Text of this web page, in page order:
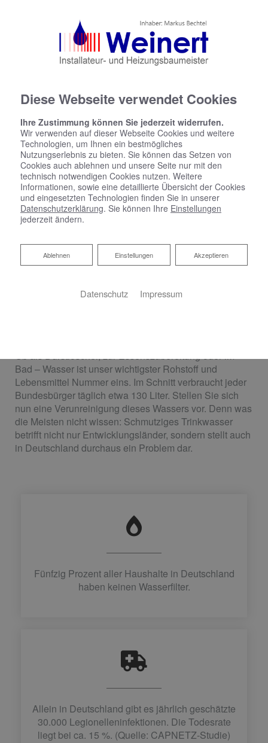
info@weinert-haustechnik.de
Facebook
Ob als Durstlöscher, zur Essenszubereitung oder im
Bad – Wasser ist unser wichtigster Rohstoff und
Lebensmittel Nummer eins. Im Schnitt verbraucht jeder
Bundesbürger täglich etwa 130 Liter. Stellen Sie sich
nun eine Verunreinigung dieses Wassers vor. Denn was
die Meisten nicht wissen: Schmutziges Trinkwasser
betrifft nicht nur Entwicklungsländer, sondern stellt auch
in Deutschland durchaus ein Problem dar.
Fünfzig Prozent aller Haushalte in Deutschland
haben keinen Wasserfilter.
Allein in Deutschland gibt es jährlich geschätzte
30.000 Legionelleninfektionen. Die Todesrate
liegt bei ca. 15 %. (Quelle: CAPNETZ-Studie)
Diese Webseite verwendet Cookies
Ihre Zustimmung können Sie jederzeit widerrufen.
Wir verwenden auf dieser Webseite Cookies und weitere
Technologien, um Ihnen ein bestmögliches
Nutzungserlebnis zu bieten. Sie können das Setzen von
Cookies auch ablehnen und unsere Seite nur mit den
technisch notwendigen Cookies nutzen. Weitere
Informationen, sowie eine detaillierte Übersicht der Cookies
und eingesetzten Technologien finden Sie in unserer
Datenschutzerklärung. Sie können Ihre Einstellungen
jederzeit ändern.
Akzeptieren
Einstellungen
Ablehnen
Ablehnen
Datenschutz Impressum